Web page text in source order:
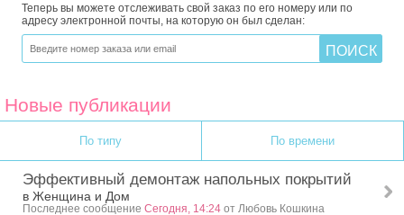
Теперь вы можете отслеживать свой заказ по его номеру или по
адресу электронной почты, на которую он был сделан:
Новые публикации
По типу По времени
Эффективный демонтаж напольных покрытий
в Женщина и Дом
Последнее сообщение Сегодня, 14:24 от Любовь Кошкина